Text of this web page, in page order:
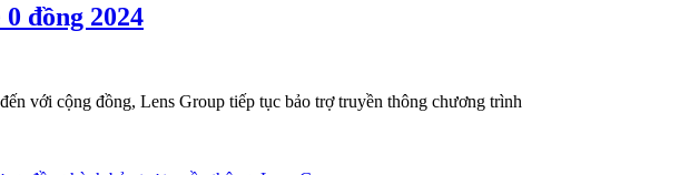
đồng 2024
với cộng đồng, Lens Group tiếp tục bảo trợ truyền thông chương trình